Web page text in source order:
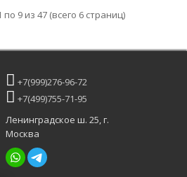
9 из 47 (всего 6 страниц)
+7(999)276-96-72
+7(499)755-71-95
Ленинградское ш. 25, г.
Москва